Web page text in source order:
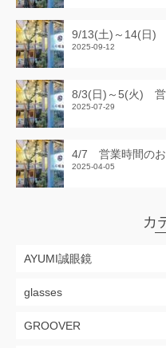
9/13(土)～14(日)
2025-09-12
8/3(日)～5(火) 営
2025-07-29
4/7 営業時間の
2025-04-05
カ
AYUMI誠眼鏡
glasses
GROOVER